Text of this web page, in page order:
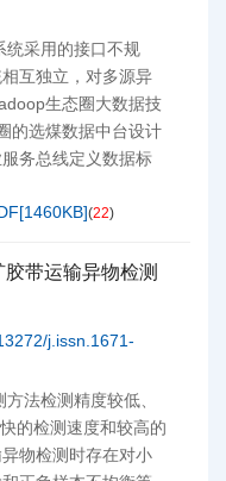
统采用的接口不规
互独立，对多源异
生态圈大数据技
的选煤数据中台设计
务总线定义数据标
1460KB](22)
带运输异物检测
j.issn.1671-
法检测精度较低、
的检测速度和较高的
物检测时存在对小